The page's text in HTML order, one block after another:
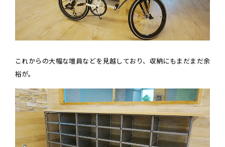
これからの大幅な増員などを見越しており、収納にもまだまだ余
裕が。